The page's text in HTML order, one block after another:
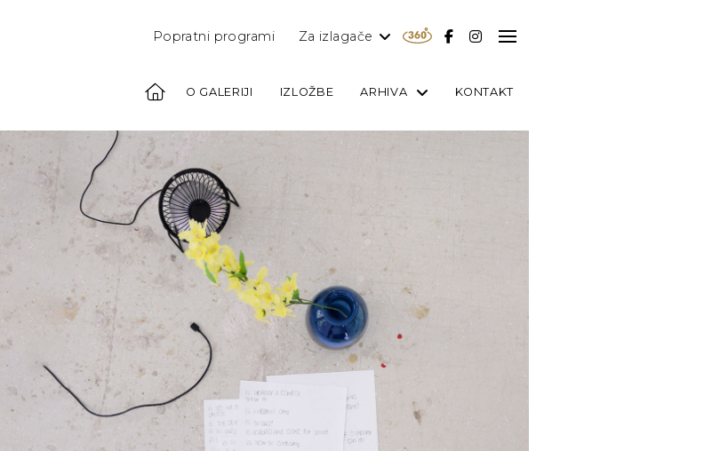
Popratni programi Za izlagače
O GALERIJI IZLOŽBE ARHIVA KONTAKT